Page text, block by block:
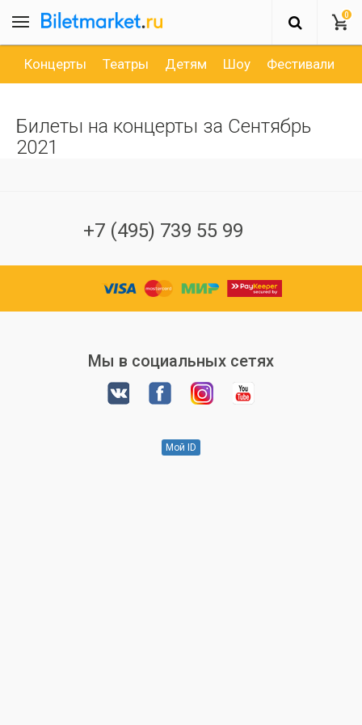
0
Концерты Театры Детям Шоу Фестивали
Билеты на концерты за Сентябрь
2021
+7 (495) 739 55 99
Мы в социальных сетях
Мой ID